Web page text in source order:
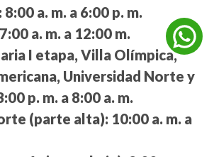
8:00 a. m. a 6:00 p. m.
7:00 a. m. a 12:00 m.
I etapa, Villa Olímpica,
Universidad Norte y
p. m. a 8:00 a. m.
(parte alta): 10:00 a. m. a